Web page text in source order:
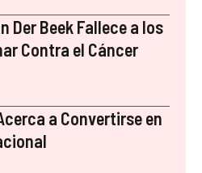
Der Beek Fallece a los
Contra el Cáncer
a Convertirse en